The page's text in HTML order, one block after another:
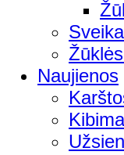
Naujienos